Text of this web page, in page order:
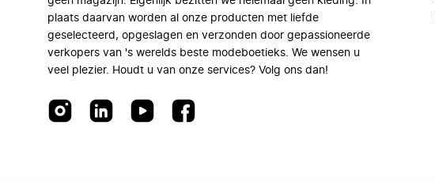
plaats daarvan worden al onze producten met liefde
geselecteerd, opgeslagen en verzonden door gepassioneerde
verkopers van 's werelds beste modeboetieks. We wensen u
veel plezier. Houdt u van onze services? Volg ons dan!